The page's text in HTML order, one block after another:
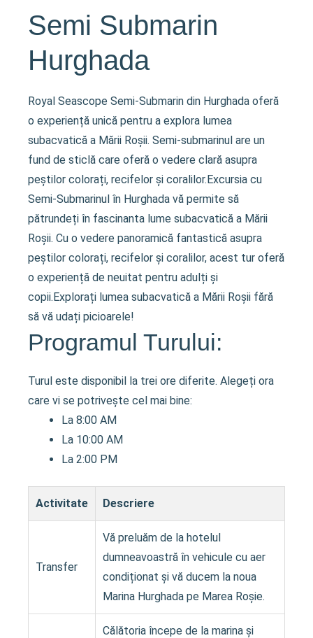
Semi Submarin
Hurghada
Royal Seascope Semi-Submarin din Hurghada oferă
o experiență unică pentru a explora lumea
subacvatică a Mării Roșii. Semi-submarinul are un
fund de sticlă care oferă o vedere clară asupra
peștilor colorați, recifelor și coralilor.Excursia cu
Semi-Submarinul în Hurghada vă permite să
pătrundeți în fascinanta lume subacvatică a Mării
Roșii. Cu o vedere panoramică fantastică asupra
peștilor colorați, recifelor și coralilor, acest tur oferă
o experiență de neuitat pentru adulți și
copii.Explorați lumea subacvatică a Mării Roșii fără
să vă udați picioarele!
Programul Turului:
Turul este disponibil la trei ore diferite. Alegeți ora
care vi se potrivește cel mai bine:
La 8:00 AM
La 10:00 AM
La 2:00 PM
Activitate Descriere
Transfer
Vă preluăm de la hotelul
dumneavoastră în vehicule cu aer
condiționat și vă ducem la noua
Marina Hurghada pe Marea Roșie.
Călătoria începe de la marina și